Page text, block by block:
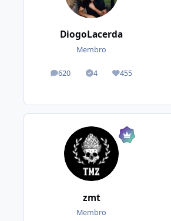
DiogoLacerda
Membro
620
posts 4
Tópicos solucionados
455
Reputação
zmt
Membro